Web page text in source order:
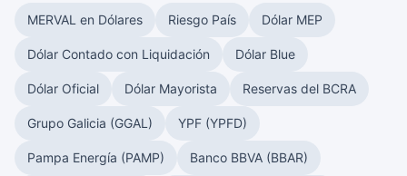
MERVAL en Dólares Riesgo País Dólar MEP
Dólar Contado con Liquidación Dólar Blue
Dólar Oficial Dólar Mayorista Reservas del BCRA
Grupo Galicia (GGAL) YPF (YPFD)
Pampa Energía (PAMP) Banco BBVA (BBAR)